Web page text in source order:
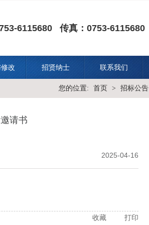
6115680 传真：0753-6115680
改 招贤纳士 联系我们
您的位置: 首页 > 招标公告
请书
2025-04-16
收藏 打印